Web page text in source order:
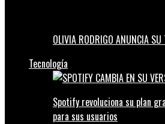
OLIVIA RODRIGO ANUNCIA SU
Tecnología
Spotify revoluciona su plan
para sus usuarios